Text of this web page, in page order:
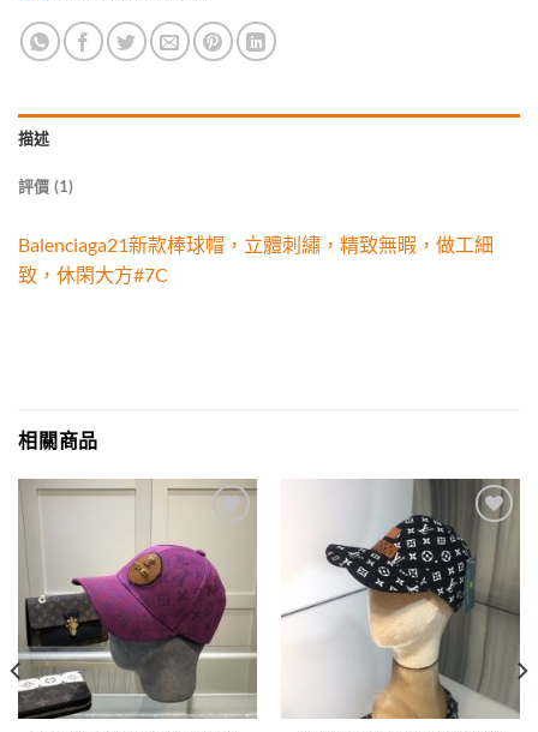
描述
評價 (1)
Balenciaga21新款棒球帽，立體刺繡，精致無暇，做工細
致，休閑大方#7C
相關商品
wishlist
Add to
wishlist